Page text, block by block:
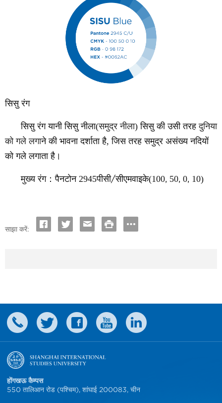
सिसु रंग
सिसु रंग यानी सिसु नीला(समुद्र नीला) सिसु की उसी तरहदुनिया
को गले लगाने की भावना दर्शाता है, जिस तरह समुद्र असंख्य नदियों
को गले लगाता है।
मुख्य रंग：पैनटोन 2945पीसी/सीएमवाइके(100, 50, 0, 10)
साझा करें:
होंगखऊ कैम्पस
550 तालिआन रोड (पश्चिम), शांघाई 200083, चीन